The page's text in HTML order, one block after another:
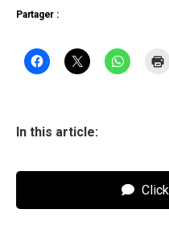
Partager :
In this article: